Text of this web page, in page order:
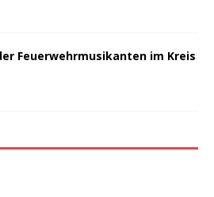
Feuerwehrmusikanten im Kreis